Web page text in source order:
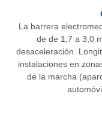
La barrera
de de 1,7 a 3,0
desaceleración.
instalaciones en
de la marcha